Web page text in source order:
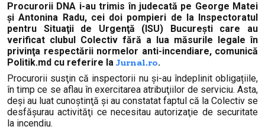
Procurorii DNA i-au trimis în judecată pe George Matei
şi Antonina Radu, cei doi pompieri de la Inspectoratul
pentru Situaţii de Urgenţă (ISU) Bucureşti care au
verificat clubul Colectiv fără a lua măsurile legale în
privinţa respectării normelor anti-incendiare, comunică
Politik.md cu referire la Jurnal.ro.
Procurorii susţin că inspectorii nu și-au îndeplinit obligațiile,
în timp ce se aflau în exercitarea atribuţiilor de serviciu.Asta,
deşi au luat cunoştinţă şi au constatat faptul că la Colectiv se
desfășurau activităţi ce necesitau autorizaţie de securitate
la incendiu.